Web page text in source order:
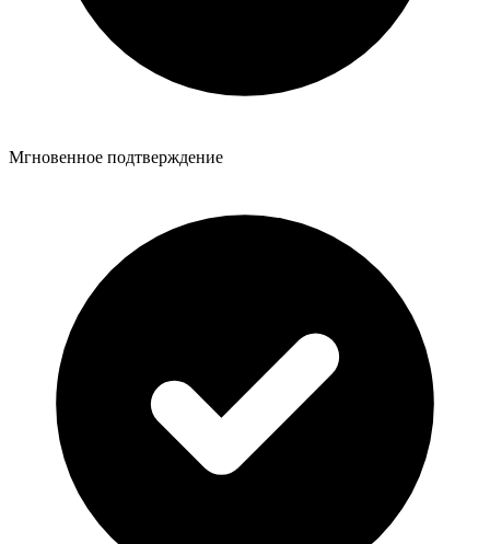
Мгновенное подтверждение